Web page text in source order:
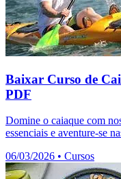
Baixar Curso de
PDF
Domine o caiaque com
essenciais e aventure-se
06/03/2026 • Cursos